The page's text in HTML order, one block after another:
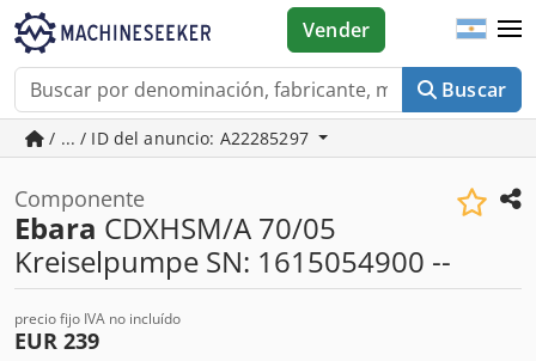
Buscar
Vender
/ ... / ID del anuncio: A22285297
Componente
Ebara CDXHSM/A 70/05
Kreiselpumpe SN: 1615054900 --
precio fijo IVA no incluído
EUR 239